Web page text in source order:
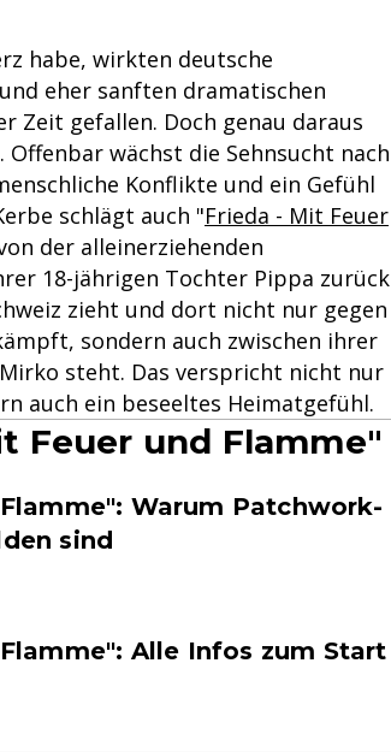
habe, wirkten deutsche
eher sanften dramatischen
Zeit gefallen. Doch genau daraus
wächst die Sehnsucht nach
Konflikte und ein Gefühl
schlägt auch "Frieda - Mit Feuer
der alleinerziehenden
18-jährigen Tochter Pippa zurück
zieht und dort nicht nur gegen
sondern auch zwischen ihrer
steht. Das verspricht nicht nur
auch ein beseeltes Heimatgefühl.
Feuer und Flamme"
Warum Patchwork-
sind
Alle Infos zum Start